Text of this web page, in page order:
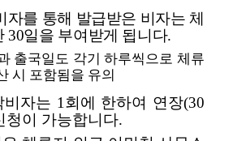
자를 통해 발급받은 비자는 체
30일을 부여받게 됩니다.
출국일도 각기 하루씩으로 체류
시 포함됨을 유의
자는 1회에 한하여 연장(30
청이 가능합니다.